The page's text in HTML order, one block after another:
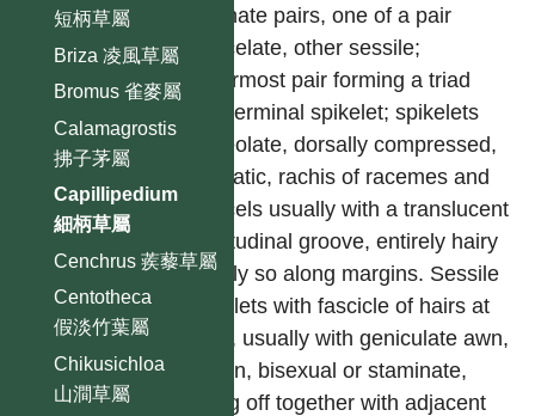
短柄草屬
Briza 凌風草屬
Bromus 雀麥屬
Calamagrostis
拂子茅屬
Capillipedium
細柄草屬
Cenchrus 蒺藜草屬
Centotheca
假淡竹葉屬
Chikusichloa
山澗草屬
alternate pairs, one of a pair
pedicelate, other sessile;
uppermost pair forming a triad
with terminal spikelet; spikelets
lanceolate, dorsally compressed,
aromatic, rachis of racemes and
pedicels usually with a translucent
longitudinal groove, entirely hairy
or only so along margins. Sessile
spikelets with fascicle of hairs at
base, usually with geniculate awn,
barren, bisexual or staminate,
falling off together with adjacent